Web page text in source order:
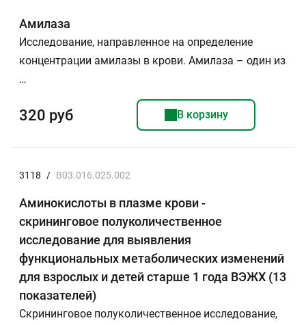
Амилаза
Исследование, направленное на определение
концентрации амилазы в крови. Амилаза – один из
…
320 руб В корзину
3118 / B03.016.025.002
Аминокислоты в плазме крови -
скрининговое полуколичественное
исследование для выявления
функциональных метаболических изменений
для взрослых и детей старше 1 года ВЭЖХ (13
показателей)
Скрининговое полуколичественное исследование,